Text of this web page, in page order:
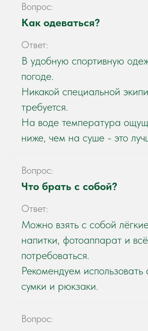
Вопрос:
Как одеваться?
Ответ:
В удобную спортивную
погоде.
Никакой специальной
требуется.
На воде температура
ниже, чем на суше - это
Вопрос:
Что брать с собой?
Ответ:
Можно взять с собой
напитки, фотоаппарат и
потребоваться.
Рекомендуем использовать
сумки и рюкзаки.
Вопрос: